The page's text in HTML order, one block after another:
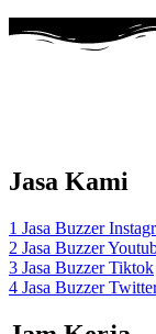
Jasa Kami
1 Jasa Buzzer
2 Jasa Buzzer
3 Jasa Buzzer Tiktok
4 Jasa Buzzer